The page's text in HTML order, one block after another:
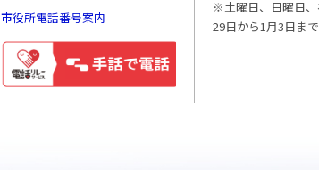
市役所電話番号案内
※土曜日、日曜日、
29日から1月3日ま